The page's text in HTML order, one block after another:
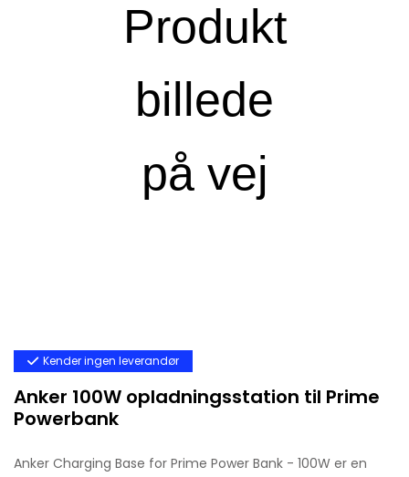
Kender ingen leverandør
Anker 100W opladningsstation til Prime
Powerbank
Anker Charging Base for Prime Power Bank - 100W er en